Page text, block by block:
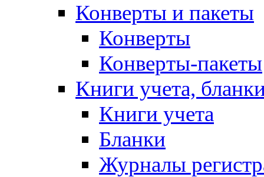
Конверты и пакеты
Конверты
Конверты-пакеты
Книги учета,
Книги учета
Бланки
Журналы